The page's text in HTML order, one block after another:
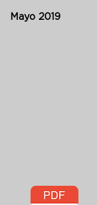
Mayo 2019